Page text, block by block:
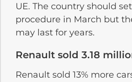
UE. The country should
procedure in March but
may last for years.
Renault sold 3.18
Renault sold 13% more